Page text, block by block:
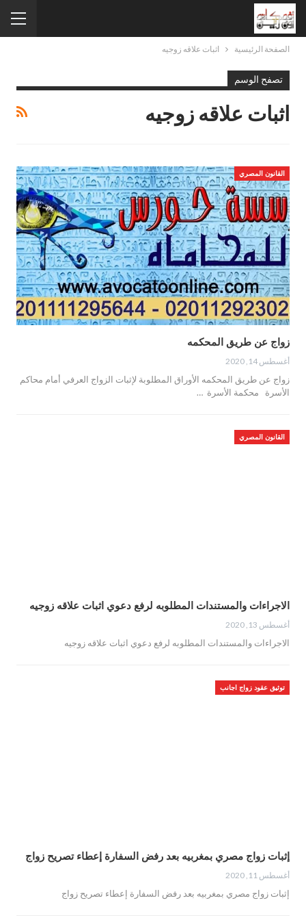
الصفحة الرئيسية اثبات علاقه زوجيه
تصفح الوسم
اثبات علاقه زوجيه
القانون المصري
زواج عن طريق المحكمه
أغسطس 14, 2020
زواج عن طريق المحكمه الأوراق المطلوبة لإثبات الزواج العرفي أمام محاكم
الأسرة محكمة الأسرة …
القانون المصري
الاجراءات والمستندات المطلوبه لرفع دعوي اثبات علاقه زوجيه
أغسطس 13, 2020
الاجراءات والمستندات المطلوبه لرفع دعوي اثبات علاقه زوجيه
توثيق عقود زواج اجانب
إثبات زواج مصري بمغربيه بعد رفض السفارة إعطاء تصريح زواج
أغسطس 11, 2020
إثبات زواج مصري بمغربيه بعد رفض السفارة إعطاء تصريح زواج